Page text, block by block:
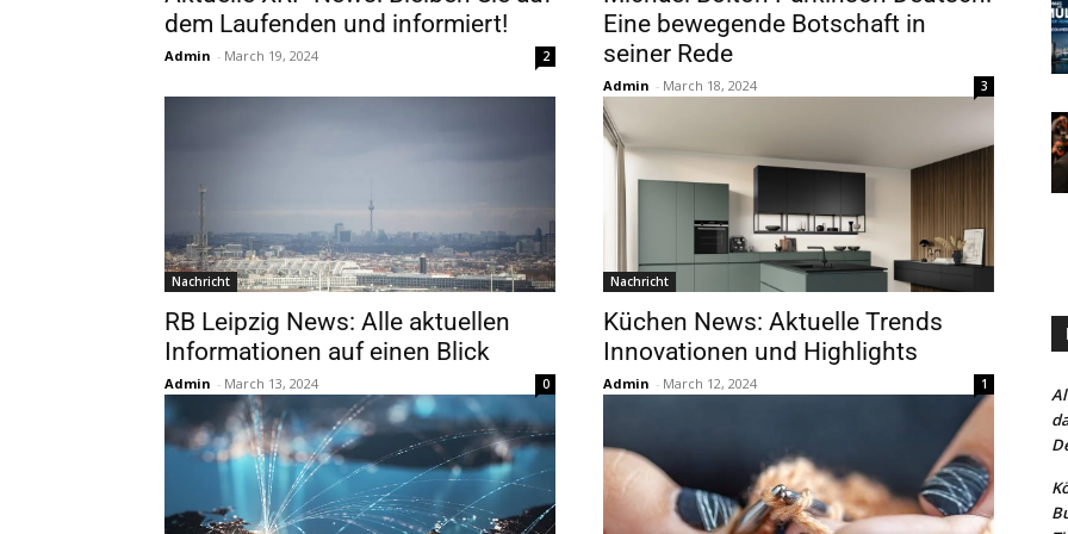
dem Laufenden und informiert!
Admin - March 19, 2024 2
Eine bewegende Botschaft in
seiner Rede
Admin - March 18, 2024 3
Nachricht
RB Leipzig News: Alle aktuellen
Informationen auf einen Blick
Admin - March 13, 2024 0
Nachricht
Küchen News: Aktuelle Trends
Innovationen und Highlights
Admin - March 12, 2024 1